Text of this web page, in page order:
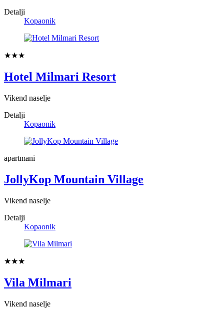
Detalji
Kopaonik
★★★
Hotel Milmari Resort
Vikend naselje
Detalji
Kopaonik
apartmani
JollyKop Mountain Village
Vikend naselje
Detalji
Kopaonik
★★★
Vila Milmari
Vikend naselje